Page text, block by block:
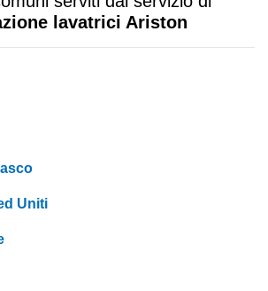
lavatrici Ariston
Uniti